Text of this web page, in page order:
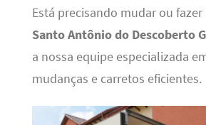
Está precisando mudar ou fazer
Santo Antônio do Descoberto
a nossa equipe especializada
mudanças e carretos eficientes.